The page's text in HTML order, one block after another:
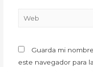
Guarda mi
este navegador para